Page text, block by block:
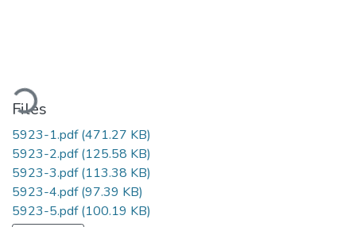
Files
5923-1.pdf(471.27 KB)
5923-2.pdf(125.58 KB)
5923-3.pdf(113.38 KB)
5923-4.pdf(97.39 KB)
5923-5.pdf(100.19 KB)